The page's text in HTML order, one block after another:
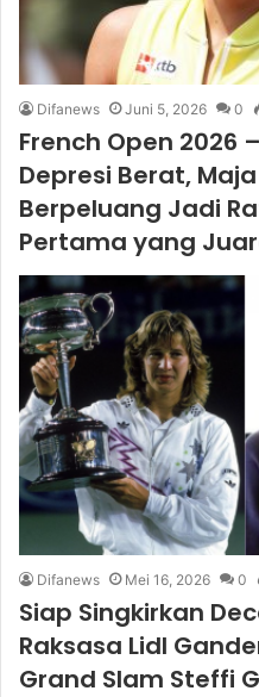
Difanews Juni 5, 2026 0
French Open 2026
Depresi Berat,
Berpeluang Jadi
Pertama yang
Difanews Mei 16, 2026 0
Siap Singkirkan
Raksasa Lidl
Grand Slam Steffi